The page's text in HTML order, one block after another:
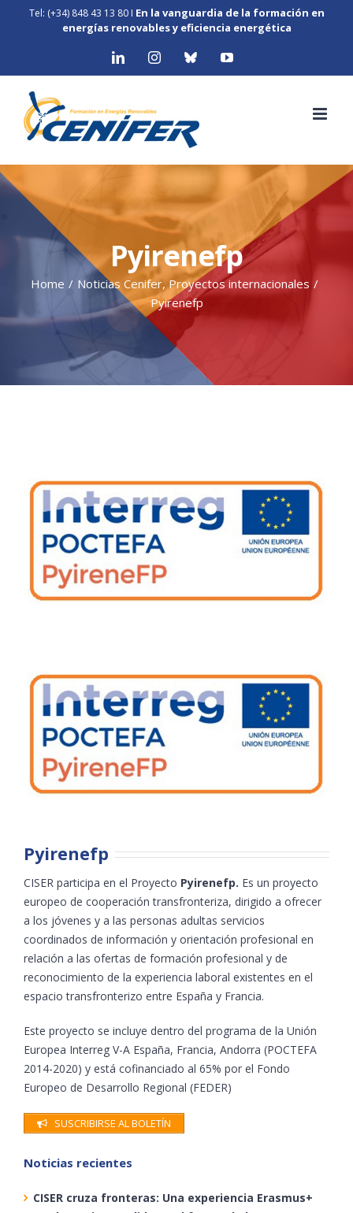
Tel: (+34) 848 43 13 80I En la vanguardia de la formación en
energías renovables y eficiencia energética
LinkedInInstagramBluesky YouTube
Pyirenefp
Home / Noticias Cenifer, Proyectos internacionales /
Pyirenefp
Larger
Pyirenefp
CISER participa en el Proyecto Pyirenefp. Es un proyecto
europeo de cooperación transfronteriza, dirigido a ofrecer
a los jóvenes y a las personas adultas servicios
coordinados de información y orientación profesional en
relación a las ofertas de formación profesional y de
reconocimiento de la experiencia laboral existentes en el
espacio transfronterizo entre España y Francia.
Este proyecto se incluye dentro del programa de la Unión
Europea Interreg V-A España, Francia, Andorra (POCTEFA
2014-2020) y está cofinanciado al 65% por el Fondo
Europeo de Desarrollo Regional (FEDER)
SUSCRIBIRSE AL BOLETÍN
Noticias recientes
CISER cruza fronteras: Una experiencia Erasmus+